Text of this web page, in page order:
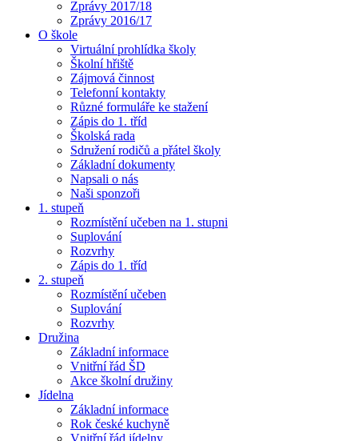
Zprávy 2017/18
Zprávy 2016/17
O škole
Virtuální prohlídka školy
Školní hřiště
Zájmová činnost
Telefonní kontakty
Různé formuláře ke stažení
Zápis do 1. tříd
Školská rada
Sdružení rodičů a přátel školy
Základní dokumenty
Napsali o nás
Naši sponzoři
1. stupeň
Rozmístění učeben na 1. stupni
Suplování
Rozvrhy
Zápis do 1. tříd
2. stupeň
Rozmístění učeben
Suplování
Rozvrhy
Družina
Základní informace
Vnitřní řád ŠD
Akce školní družiny
Jídelna
Základní informace
Rok české kuchyně